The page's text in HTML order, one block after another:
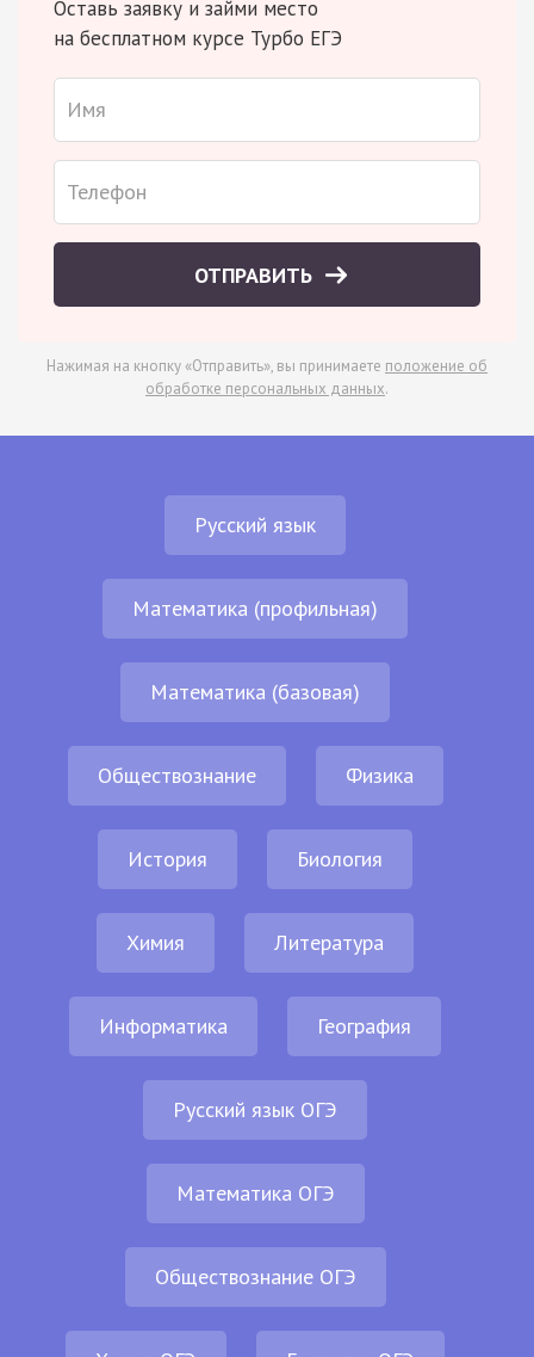
Оставь заявку и займи место
на бесплатном курсе Турбо ЕГЭ
ОТПРАВИТЬ
Нажимая на кнопку «Отправить», вы принимаете положение об
обработке персональных данных.
Русский язык
Математика (профильная)
Математика (базовая)
Обществознание Физика
История Биология
Химия Литература
Информатика География
Русский язык ОГЭ
Математика ОГЭ
Обществознание ОГЭ